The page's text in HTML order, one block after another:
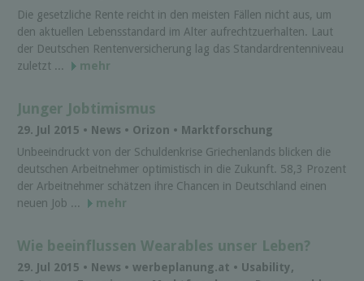
Die gesetzliche Rente reicht in den meisten Fällen nicht aus, um
den aktuellen Lebensstandard im Alter aufrechtzuerhalten. Laut
der Deutschen Rentenversicherung lag das Standardrentenniveau
zuletzt ...
mehr
Junger Jobtimismus
29. Jul 2015 • News • Orizon • Marktforschung
Unbeeindruckt von der Schuldenkrise Griechenlands blicken die
deutschen Arbeitnehmer optimistisch in die Zukunft. 58,3 Prozent
der Arbeitnehmer schätzen ihre Chancen in Deutschland einen
neuen Job ...
mehr
Wie beeinflussen Wearables unser Leben?
29. Jul 2015 • News • werbeplanung.at • Usability,